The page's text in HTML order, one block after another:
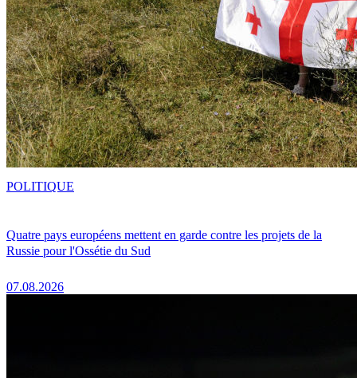
Quatre pays européens mettent en garde contre les projets de la
Russie pour l'Ossétie du Sud
07.08.2026
POLITIQUE